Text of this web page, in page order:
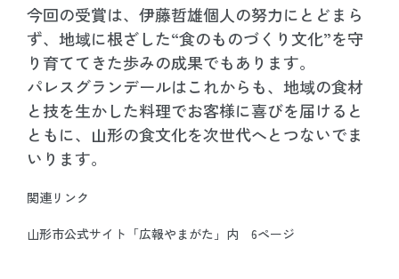
今回の受賞は、伊藤哲雄個人の努力にとどまら
ず、地域に根ざした“食のものづくり文化”を守
り育ててきた歩みの成果でもあります。
パレスグランデールはこれからも、地域の食材
と技を生かした料理でお客様に喜びを届けると
ともに、山形の食文化を次世代へとつないでま
いります。
関連リンク
山形市公式サイト「広報やまがた」内 6ページ